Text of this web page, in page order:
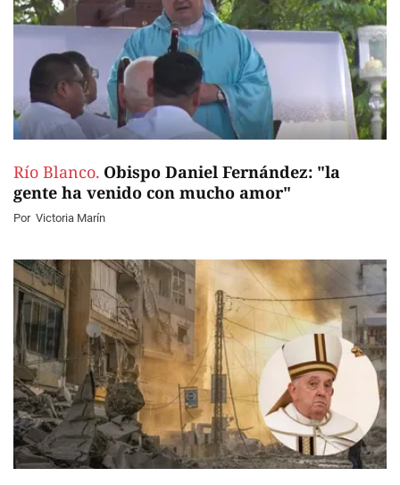
Río Blanco. Obispo Daniel Fernández: "la
gente ha venido con mucho amor"
Por Victoria Marín